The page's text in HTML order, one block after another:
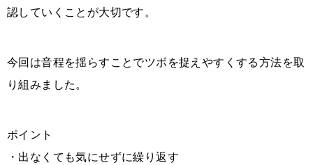
認していくことが大切です。
今回は音程を揺らすことでツボを捉えやすくする方法を取
り組みました。
ポイント
・出なくても気にせずに繰り返す